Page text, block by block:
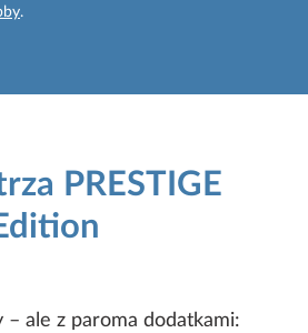
.
PRESTIGE
– ale z paroma dodatkami: